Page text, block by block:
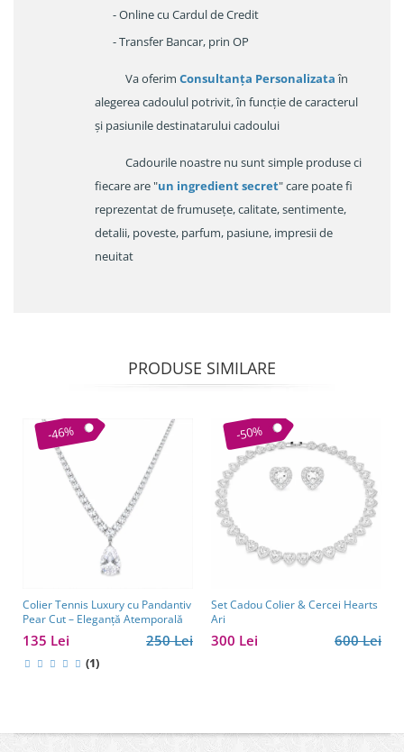
- Online cu Cardul de Credit
- Transfer Bancar, prin OP
Va oferim Consultanța Personalizataîn
alegerea cadoulul potrivit, în funcție de caracterul
și pasiunile destinatarului cadoului
Cadourile noastre nu sunt simple produse ci
fiecare are "un ingredient secret" care poate fi
reprezentat de frumusețe, calitate, sentimente,
detalii, poveste, parfum, pasiune, impresii de
neuitat
PRODUSE SIMILARE
-46%
Colier Tennis Luxury cu Pandantiv
Pear Cut – Eleganță Atemporală
250 Lei
135 Lei
(1)
-50%
Set Cadou Colier & Cercei Hearts
Ari
600 Lei
300 Lei